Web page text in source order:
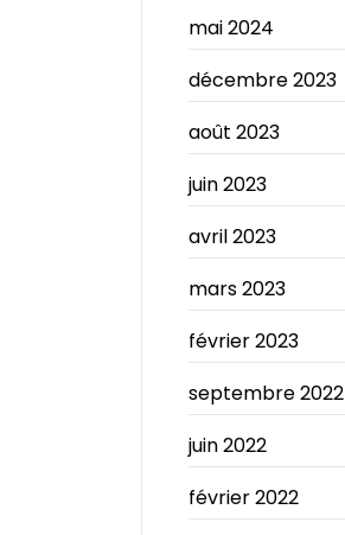
mai 2024
décembre 2023
août 2023
juin 2023
avril 2023
mars 2023
février 2023
septembre 2022
juin 2022
février 2022